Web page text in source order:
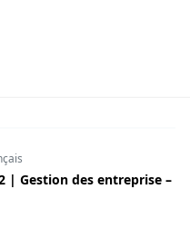
| Gestion des entreprise –